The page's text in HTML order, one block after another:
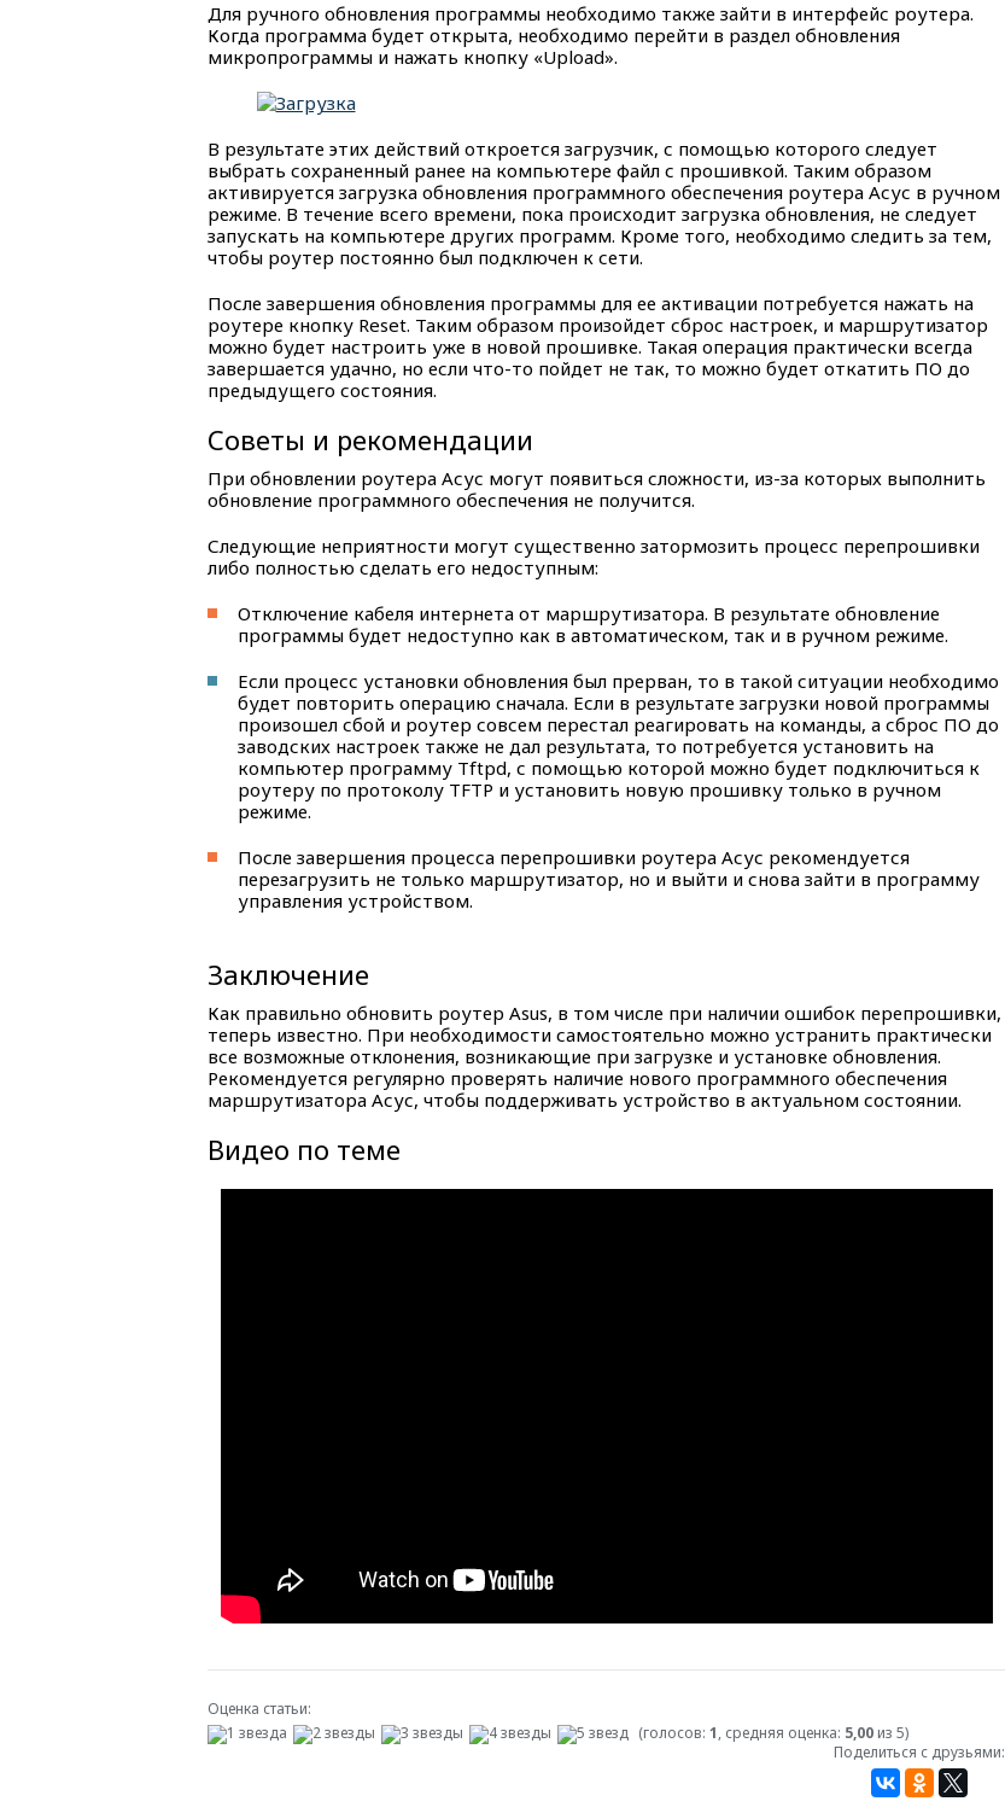
Для ручного обновления программы необходимо также зайти в интерфейс роутера.
Когда программа будет открыта, необходимо перейти в раздел обновления
микропрограммы и нажать кнопку «Upload».
В результате этих действий откроется загрузчик, с помощью которого следует
выбрать сохраненный ранее на компьютере файл с прошивкой. Таким образом
активируется загрузка обновления программного обеспечения роутера Асус в ручном
режиме. В течение всего времени, пока происходит загрузка обновления, не следует
запускать на компьютере других программ. Кроме того, необходимо следить за тем,
чтобы роутер постоянно был подключен к сети.
После завершения обновления программы для ее активации потребуется нажать на
роутере кнопку Reset. Таким образом произойдет сброс настроек, и маршрутизатор
можно будет настроить уже в новой прошивке. Такая операция практически всегда
завершается удачно, но если что-то пойдет не так, то можно будет откатить ПО до
предыдущего состояния.
Советы и рекомендации
При обновлении роутера Асус могут появиться сложности, из-за которых выполнить
обновление программного обеспечения не получится.
Следующие неприятности могут существенно затормозить процесс перепрошивки
либо полностью сделать его недоступным:
Отключение кабеля интернета от маршрутизатора. В результате обновление
программы будет недоступно как в автоматическом, так и в ручном режиме.
Если процесс установки обновления был прерван, то в такой ситуации необходимо
будет повторить операцию сначала. Если в результате загрузки новой программы
произошел сбой и роутер совсем перестал реагировать на команды, а сброс ПО до
заводских настроек также не дал результата, то потребуется установить на
компьютер программу Tftpd, с помощью которой можно будет подключиться к
роутеру по протоколу TFTP и установить новую прошивку только в ручном
режиме.
После завершения процесса перепрошивки роутера Асус рекомендуется
перезагрузить не только маршрутизатор, но и выйти и снова зайти в программу
управления устройством.
Заключение
Как правильно обновить роутер Asus, в том числе при наличии ошибок перепрошивки,
теперь известно. При необходимости самостоятельно можно устранить практически
все возможные отклонения, возникающие при загрузке и установке обновления.
Рекомендуется регулярно проверять наличие нового программного обеспечения
маршрутизатора Асус, чтобы поддерживать устройство в актуальном состоянии.
Видео по теме
Оценка статьи:
(голосов: 1, средняя оценка: 5,00 из 5)
Поделиться с друзьями: